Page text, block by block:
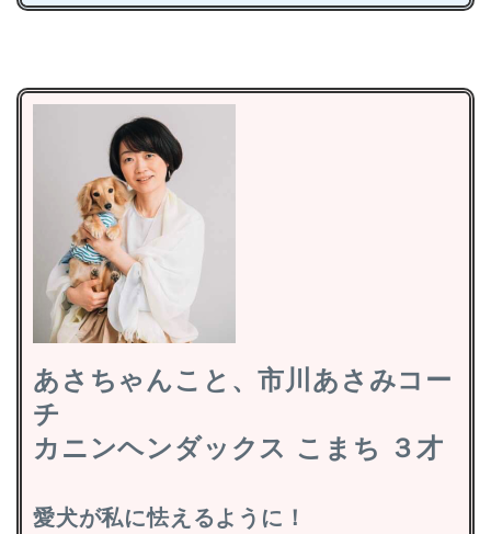
なんだから、ちゃんとしつけしないとダ
ありました。飼い主さん本人は、必要性
を感じていなかったようで、トレーニン
グの成果はなかなか出なかったのです
が、飼い主さんに不満はなさそうでし
た。
犬の本当の幸せのために、人の考え方を
変える
そんなふうに世間に左右されて、飼い主
さんがやりたくないことをやるというこ
とに違和感を感じていたところ、
Facebookで「犬の本当の幸せのために、
座が開催されることを知り、即受講を決
あさちゃんこと、市川あさみコー
チ
カニンヘンダックス こまち ３才
愛犬が私に怯えるように！